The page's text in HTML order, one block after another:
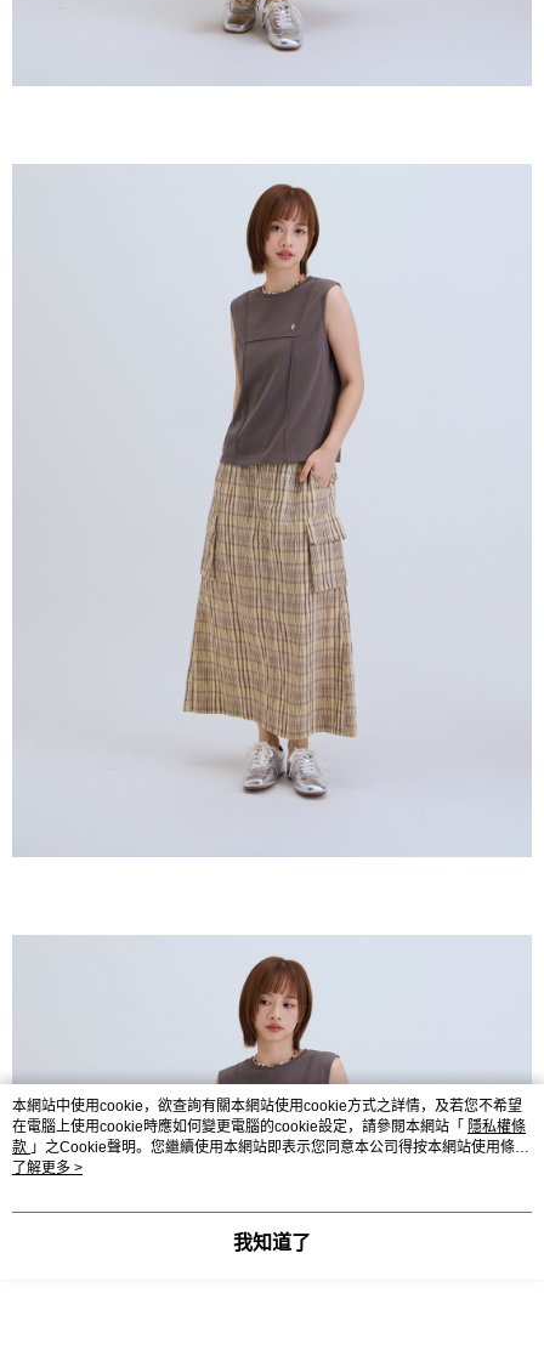
本網站中使用cookie，欲查詢有關本網站使用cookie方式之詳情，及若您不希望
在電腦上使用cookie時應如何變更電腦的cookie設定，請參閱本網站「 隱私權條
款 」之Cookie聲明。您繼續使用本網站即表示您同意本公司得按本網站使用條款
之Cookie聲明使用cookie。
了解更多 >
我知道了